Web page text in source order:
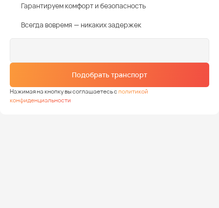
Гарантируем комфорт и безопасность
Всегда вовремя — никаких задержек
Подобрать транспорт
Нажимая на кнопку вы соглашаетесь сполитикой
конфиденциальности